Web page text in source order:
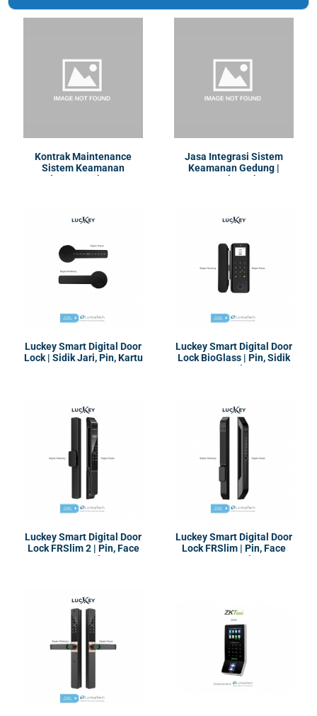
Kontrak Maintenance
Sistem Keamanan
Gedung | Lumba Care
Jasa Integrasi Sistem
Keamanan Gedung |
Lumbatech
Luckey Smart Digital Door
Lock | Sidik Jari, Pin, Kartu
Luckey Smart Digital Door
Lock BioGlass | Pin, Sidik
Jari
Luckey Smart Digital Door
Lock FRSlim 2 | Pin, Face
Recognation
Luckey Smart Digital Door
Lock FRSlim | Pin, Face
Recognation